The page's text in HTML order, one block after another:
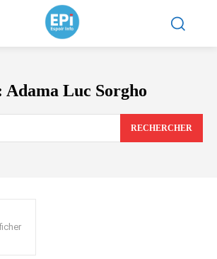
Adama Luc Sorgho
RECHERCHER